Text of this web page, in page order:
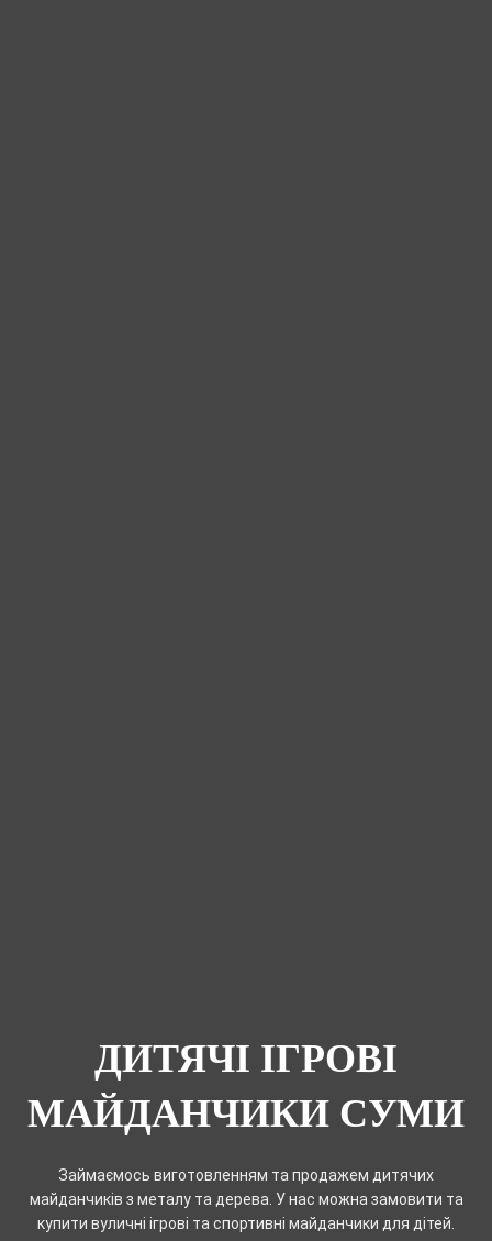
ДИТЯЧІ ІГРОВІ
МАЙДАНЧИКИ СУМИ
Займаємось виготовленням та продажем дитячих
майданчиків з металу та дерева. У нас можна замовити та
купити вуличні ігрові та спортивні майданчики для дітей.